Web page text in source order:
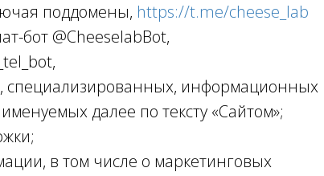
поддомены, https://t.me/cheese_lab
бот @CheeselabBot,
, специализированных, информационных
далее по тексту «Сайтом»;
в том числе о маркетинговых